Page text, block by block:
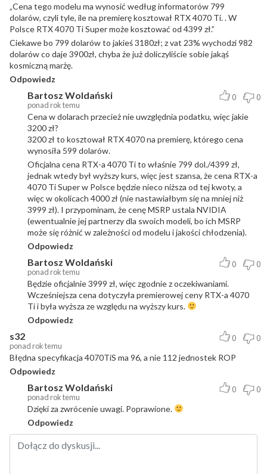
„Cena tego modelu ma wynosić według informatorów 799
dolarów, czyli tyle, ile na premierę kosztował RTX 4070 Ti. . W
Polsce RTX 4070 Ti Super może kosztować od 4399 zł.”
Ciekawe bo 799 dolarów to jakieś 3180zł; z vat 23% wychodzi 982
dolarów co daje 3900zł, chyba że już doliczyliście sobie jakąś
kosmiczną marżę.
Odpowiedz
Bartosz Woldański
ponad rok temu
0 0
Cena w dolarach przecież nie uwzględnia podatku, więc jakie
3200 zł?
3200 zł to kosztował RTX 4070 na premierę, którego cena
wynosiła 599 dolarów.
Oficjalna cena RTX-a 4070 Ti to właśnie 799 dol./4399 zł,
jednak wtedy był wyższy kurs, więc jest szansa, że cena RTX-a
4070 Ti Super w Polsce będzie nieco niższa od tej kwoty, a
więc w okolicach 4000 zł (nie nastawiałbym się na mniej niż
3999 zł). I przypominam, że cenę MSRP ustala NVIDIA
(ewentualnie jej partnerzy dla swoich modeli, bo ich MSRP
może się różnić w zależności od modelu i jakości chłodzenia).
Odpowiedz
Bartosz Woldański
ponad rok temu
0 0
Będzie oficjalnie 3999 zł, więc zgodnie z oczekiwaniami.
Wcześniejsza cena dotyczyła premierowej ceny RTX-a 4070
Ti i była wyższa ze względu na wyższy kurs.
Odpowiedz
s32
ponad rok temu
0 0
Błędna specyfikacja 4070TiS ma 96, a nie 112 jednostek ROP
Odpowiedz
Bartosz Woldański
ponad rok temu
0 0
Dzięki za zwrócenie uwagi. Poprawione.
Odpowiedz